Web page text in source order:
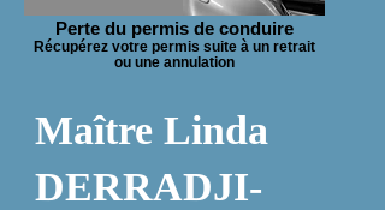
Maître Linda
DERRADJI-
Perte du permis de conduire
Récupérez votre permis suite à un retrait
ou une annulation